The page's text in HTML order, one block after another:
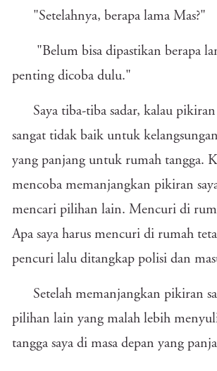
"Setelahnya, berapa lama Mas?"
"Belum bisa dipastikan berapa
penting dicoba dulu."
Saya tiba-tiba sadar, kalau
sangat tidak baik untuk
yang panjang untuk rumah tangga.
mencoba memanjangkan pikiran
mencari pilihan lain. Mencuri di
Apa saya harus mencuri di rumah
pencuri lalu ditangkap polisi dan
Setelah memanjangkan pikiran
pilihan lain yang malah lebih
tangga saya di masa depan yang